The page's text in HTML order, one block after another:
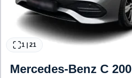
1 | 21
Mercedes-Benz C 200